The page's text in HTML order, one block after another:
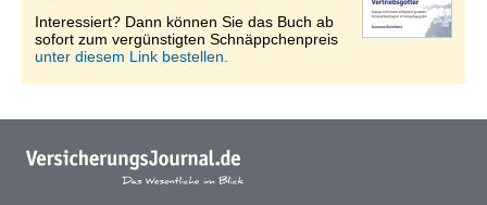
Interessiert? Dann können Sie das Buch ab
sofort zum vergünstigten Schnäppchenpreis
unter diesem Link bestellen.